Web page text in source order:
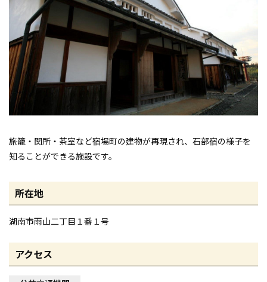
旅籠・関所・茶室など宿場町の建物が再現され、石部宿の様子を
知ることができる施設です。
所在地
湖南市雨山二丁目１番１号
アクセス